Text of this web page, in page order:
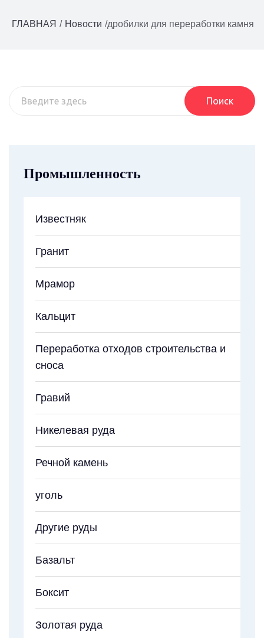
ГЛАВНАЯ / Новости /дробилки для переработки камня
Поиск
Промышленность
Известняк
Гранит
Мрамор
Кальцит
Переработка отходов строительства и
сноса
Гравий
Никелевая руда
Речной камень
уголь
Другие руды
Базальт
Боксит
Золотая руда